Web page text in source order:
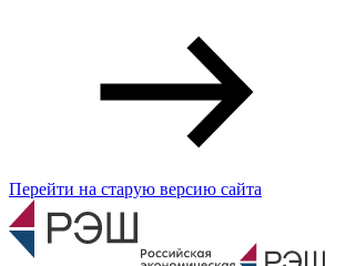
Перейти на старую версию сайта